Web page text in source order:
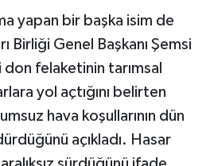
yapan bir başka isim de
Birliği Genel Başkanı Şemsi
felaketinin tarımsal
yol açtığını belirten
hava koşullarının dün
açıkladı. Hasar